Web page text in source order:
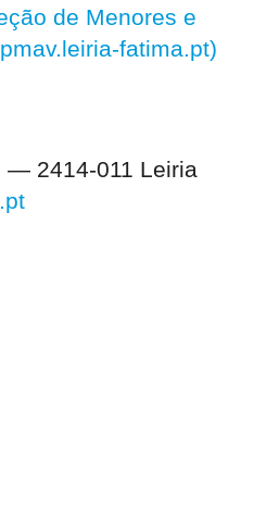
de Menores e
fatima.pt)
— 2414-011 Leiria